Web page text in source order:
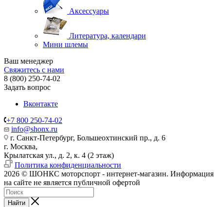
Аксессуары
Литература, календари
Мини шлемы
Ваш менеджер
Свяжитесь с нами
8 (800) 250-74-02
Задать вопрос
Вконтакте
+7 800 250-74-02
info@shonx.ru
г. Санкт-Петербург, Большеохтинский пр., д. 6
г. Москва,
Крылатская ул., д. 2, к. 4 (2 этаж)
Политика конфиденциальности
2026 © ШОНКС моторспорт - интернет-магазин. Информация
на сайте не является публичной офертой
Найти